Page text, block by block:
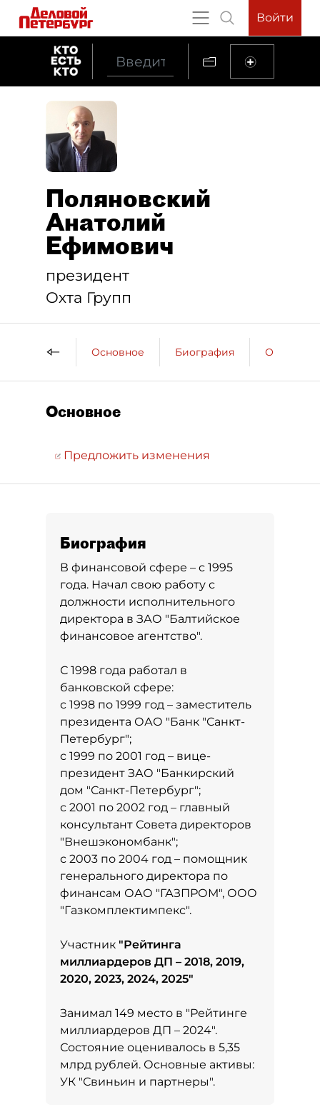
Войти
Поляновский
Анатолий
Ефимович
президент
Охта Групп
Основное Биография
Основное
Предложить изменения
Биография
В финансовой сфере – с 1995
года. Начал свою работу с
должности исполнительного
директора в ЗАО "Балтийское
финансовое агентство".
С 1998 года работал в
банковской сфере:
с 1998 по 1999 год – заместитель
президента ОАО "Банк "Санкт-
Петербург";
с 1999 по 2001 год – вице-
президент ЗАО "Банкирский
дом "Санкт-Петербург";
с 2001 по 2002 год – главный
консультант Совета директоров
"Внешэкономбанк";
с 2003 по 2004 год – помощник
генерального директора по
финансам ОАО "ГАЗПРОМ", ООО
"Газкомплектимпекс".
Участник "Рейтинга
миллиардеров ДП – 2018, 2019,
2020, 2023, 2024, 2025"
Занимал 149 место в "Рейтинге
миллиардеров ДП – 2024".
Состояние оценивалось в 5,35
млрд рублей. Основные активы:
УК "Свиньин и партнеры".